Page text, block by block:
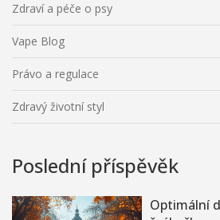
Zdraví a péče o psy
Vape Blog
Právo a regulace
Zdravý životní styl
Poslední příspěvěk
Optimální